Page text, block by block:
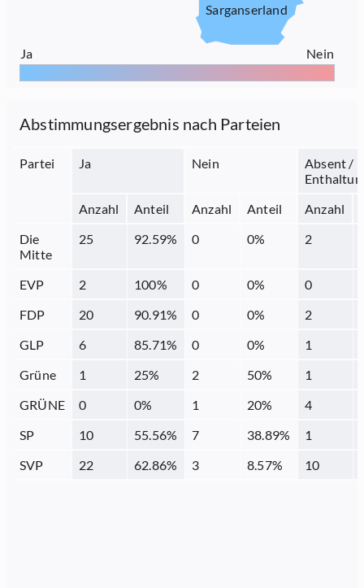
Sarganserland
Ja Nein
Abstimmungsergebnis nach Parteien
Partei Ja Nein
Absent /
Anzahl
Anteil Anzahl Anteil Anzahl
Die
Mitte
25 92.59% 0 0% 2
EVP 2 100% 0 0% 0
FDP
20 90.91% 0 0% 2
GLP
6 85.71% 0 0% 1
Grüne
1 25% 2 50% 1
GRÜNE
0 0% 1 20% 4
SP
10 55.56% 7 38.89% 1
SVP
22 62.86% 3 8.57% 10